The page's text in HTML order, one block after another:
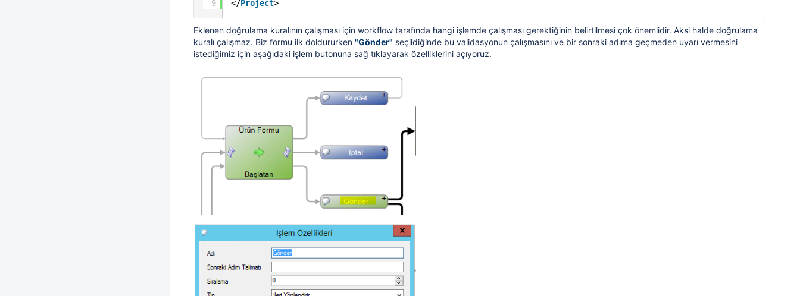
9
</Project>
Eklenen doğrulama kuralının çalışması için workflow tarafında hangi işlemde çalışması gerektiğinin belirtilmesi çok önemlidir. Aksi halde doğrulama
kuralı çalışmaz. Biz formu ilk doldururken "Gönder" seçildiğinde bu validasyonun çalışmasını ve bir sonraki adıma geçmeden uyarı vermesini
istediğimiz için aşağıdaki işlem butonuna sağ tıklayarak özelliklerini açıyoruz.